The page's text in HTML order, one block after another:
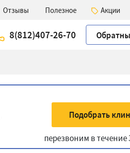
Отзывы Полезное Акции
8(812)407-26-70
Подобрать
перезвоним в течение